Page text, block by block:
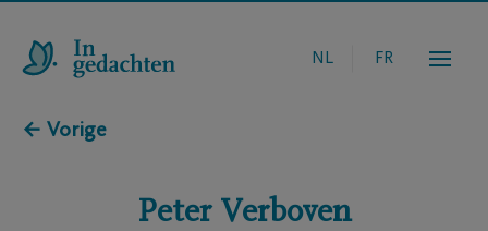
NL FR
← Vorige
Peter Verboven